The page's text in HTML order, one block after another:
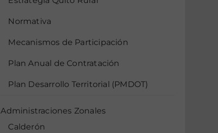
Normativa
Mecanismos de Participación
Plan Anual de Contratación
Plan Desarrollo Territorial (PMDOT)
Administraciones Zonales
Calderón